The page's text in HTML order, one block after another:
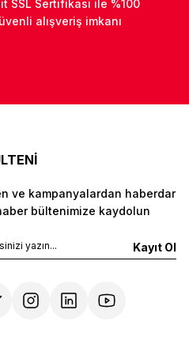
SSL Sertifikası ile %100
alışveriş imkanı
ve kampanyalardan haberdar
bültenimize kaydolun
Kayıt Ol